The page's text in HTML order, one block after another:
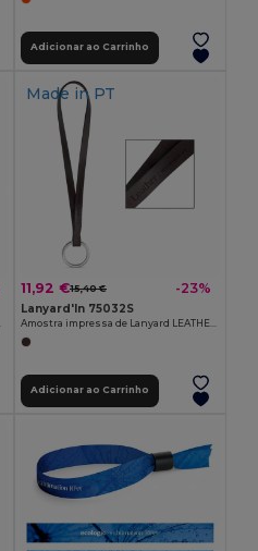
Adicionar ao Carrinho
Made in PT
11,92 €15,40 € -23%
Lanyard'In 75032S
Adicionar ao Carrinho